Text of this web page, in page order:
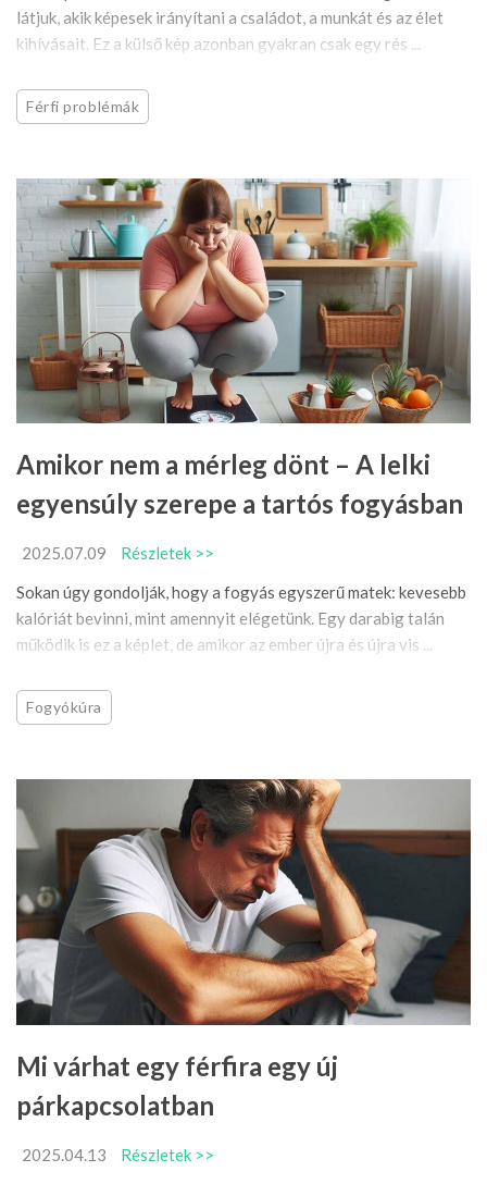
látjuk, akik képesek irányítani a családot, a munkát és az élet
kihívásait. Ez a külső kép azonban gyakran csak egy rés ...
Férfi problémák
Amikor nem a mérleg dönt – A lelki
egyensúly szerepe a tartós fogyásban
2025.07.09
Részletek >>
Sokan úgy gondolják, hogy a fogyás egyszerű matek: kevesebb
kalóriát bevinni, mint amennyit elégetünk. Egy darabig talán
működik is ez a képlet, de amikor az ember újra és újra vis ...
Fogyókúra
Mi várhat egy férfira egy új
párkapcsolatban
2025.04.13
Részletek >>